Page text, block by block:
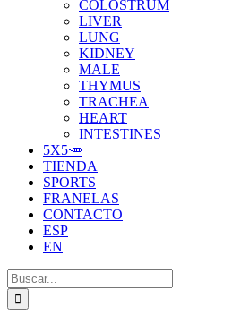
COLOSTRUM
LIVER
LUNG
KIDNEY
MALE
THYMUS
TRACHEA
HEART
INTESTINES
5X5🥕
TIENDA
SPORTS
FRANELAS
CONTACTO
ESP
EN
Buscar: